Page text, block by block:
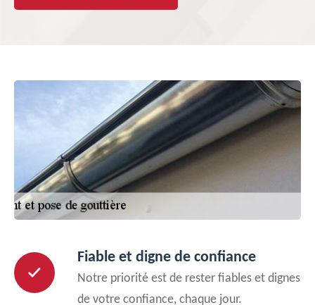
Fiable et digne de confiance
Notre priorité est de rester fiables et dignes
de votre confiance, chaque jour.